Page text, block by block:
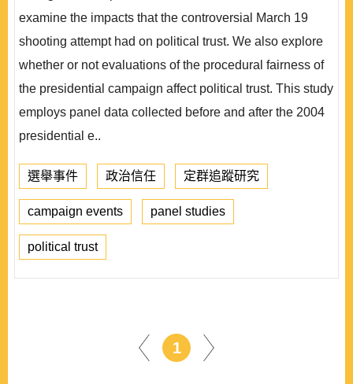
examine the impacts that the controversial March 19
shooting attempt had on political trust. We also explore
whether or not evaluations of the procedural fairness of
the presidential campaign affect political trust. This study
employs panel data collected before and after the 2004
presidential e..
選舉事件 政治信任 定群追蹤研究
campaign events panel studies
political trust
1